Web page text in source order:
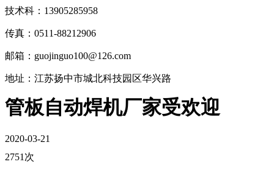
技术科：13905285958
传真：0511-88212906
邮箱：guojinguo100@126.com
地址：江苏扬中市城北科技园区华兴路
管板自动焊机厂家受欢迎
2020-03-21
2751次